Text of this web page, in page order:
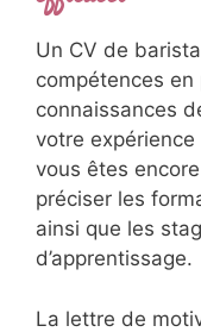
Un CV de
compétences
connaissances
votre
vous êtes
préciser les
ainsi que les
d’apprentissage.
La lettre de